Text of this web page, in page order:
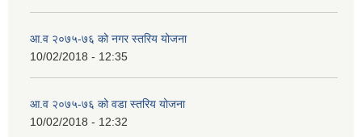
आ.व २०७५-७६ को नगर स्तरिय योजना
10/02/2018 - 12:35
आ.व २०७५-७६ को वडा स्तरिय योजना
10/02/2018 - 12:32